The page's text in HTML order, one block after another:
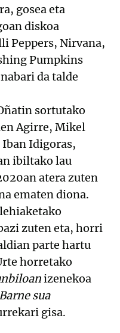
gosea eta
diskoa
Peppers, Nirvana,
Pumpkins
da talde
sortutako
Agirre, Mikel
Iban Idigoras,
ibiltako lau
atera zuten
ematen diona.
zuten eta, horri
parte hartu
horretako
izenekoa
Barne sua
gisa.